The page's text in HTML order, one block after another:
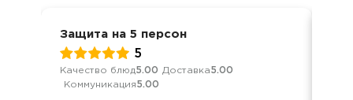
Защита на 5 персон
5
Качество блюд5.00 Доставка5.00
Коммуникация5.00